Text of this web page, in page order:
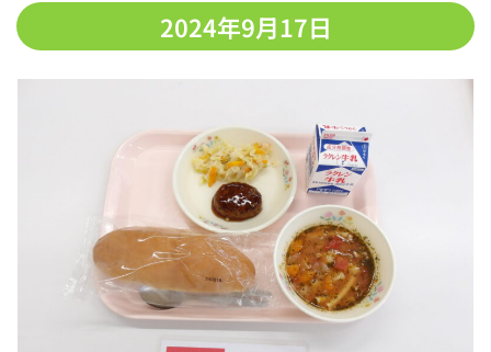
2024年9月17日